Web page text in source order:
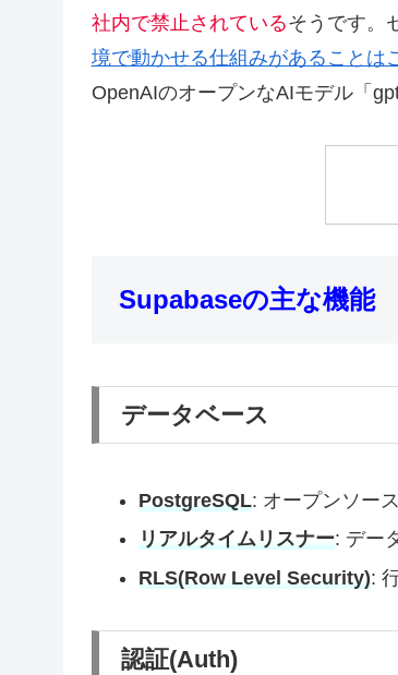
社内で禁止されているそうです。
境で動かせる仕組みがあることは
OpenAIのオープンなAIモデル「
Supabaseの主な機能
データベース
PostgreSQL: オープンソー
リアルタイムリスナー: デー
RLS(Row Level Security):
認証(Auth)